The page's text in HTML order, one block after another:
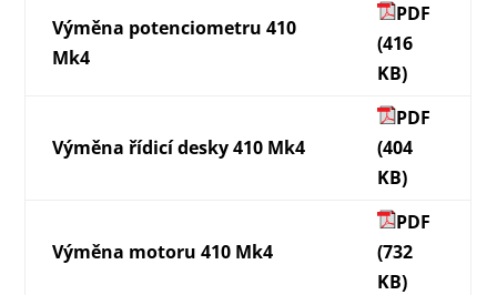
Výměna potenciometru 410
Mk4
PDF
(416
KB)
Výměna řídicí desky 410 Mk4
PDF
(404
KB)
Výměna motoru 410 Mk4
PDF
(732
KB)